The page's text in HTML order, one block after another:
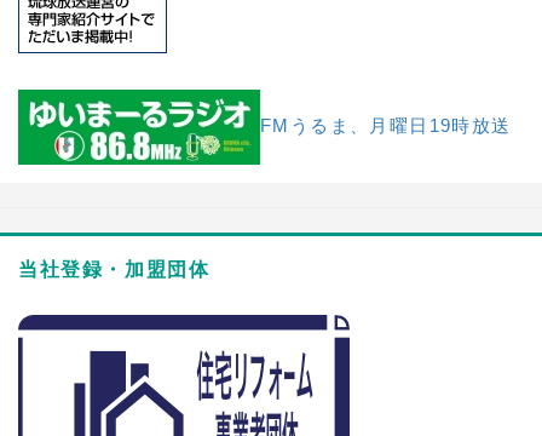
FMうるま、月曜日19時放送
当社登録・加盟団体